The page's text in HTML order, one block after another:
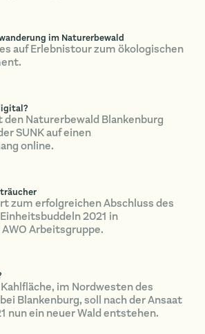
im Naturerbewald
auf Erlebnistour zum ökologischen
den Naturerbewald Blankenburg
SUNK auf einen
online.
zum erfolgreichen Abschluss des
2021 in
Arbeitsgruppe.
im Nordwesten des
Blankenburg, soll nach der Ansaat
nun ein neuer Wald entstehen.